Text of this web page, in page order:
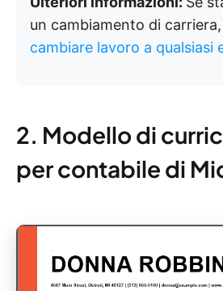
un cambiamento di
cambiare lavoro a qualsiasi
2. Modello di
per contabile di